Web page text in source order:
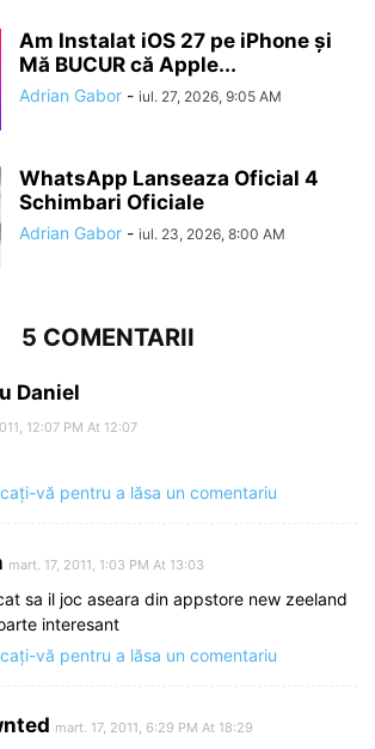
Am Instalat iOS 27 pe iPhone și
Mă BUCUR că Apple...
Adrian Gabor - iul. 27, 2026, 9:05 AM
WhatsApp Lanseaza Oficial 4
Schimbari Oficiale
Adrian Gabor - iul. 23, 2026, 8:00 AM
5 COMENTARII
Daniel
12:07 PM At 12:07
vă pentru a lăsa un comentariu
mart. 17, 2011, 1:03 PM At 13:03
sa il joc aseara din appstore new zeeland
interesant
vă pentru a lăsa un comentariu
mart. 17, 2011, 6:29 PM At 18:29